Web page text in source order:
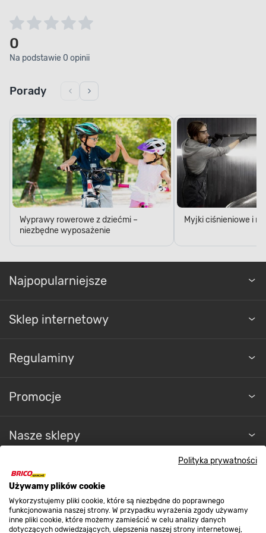
Polityka prywatności
Używamy plików cookie
Wykorzystujemy pliki cookie, które są niezbędne do poprawnego
funkcjonowania naszej strony. W przypadku wyrażenia zgody używamy
inne pliki cookie, które możemy zamieścić w celu analizy danych
dotyczących odwiedzających, ulepszenia naszej strony internetowej,
0
Na podstawie 0 opinii
Porady
Wyprawy rowerowe z dziećmi –
niezbędne wyposażenie
Myjki ciśnieniowe i
Najpopularniejsze
Sklep internetowy
Regulaminy
Promocje
Nasze sklepy
O nas
Kontakt do sklepu